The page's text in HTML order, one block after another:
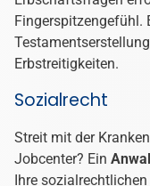
Fingerspitzengefühl.
Erbstreitigkeiten.
Sozialrecht
Streit mit der
Jobcenter? Ein
Ihre